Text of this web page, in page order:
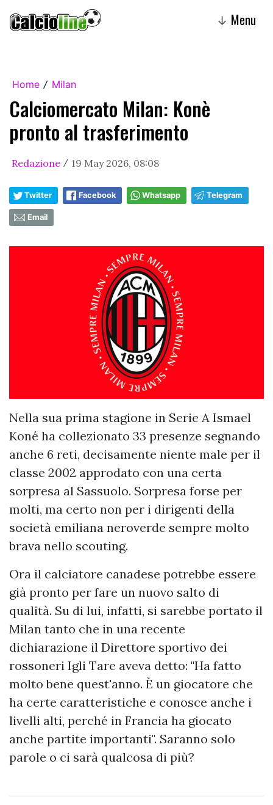
↓ Menu
Home / Milan
Calciomercato Milan: Konè
pronto al trasferimento
Redazione / 19 May 2026, 08:08
Twitter Facebook Whatsapp Telegram
Email
Nella sua prima stagione in Serie A Ismael
Koné ha collezionato 33 presenze segnando
anche 6 reti, decisamente niente male per il
classe 2002 approdato con una certa
sorpresa al Sassuolo. Sorpresa forse per
molti, ma certo non per i dirigenti della
società emiliana neroverde sempre molto
brava nello scouting.
Ora il calciatore canadese potrebbe essere
già pronto per fare un nuovo salto di
qualità. Su di lui, infatti, si sarebbe portato il
Milan tanto che in una recente
dichiarazione il Direttore sportivo dei
rossoneri Igli Tare aveva detto: "Ha fatto
molto bene quest'anno. È un giocatore che
ha certe caratteristiche e conosce anche i
livelli alti, perché in Francia ha giocato
anche partite importanti". Saranno solo
parole o ci sarà qualcosa di più?